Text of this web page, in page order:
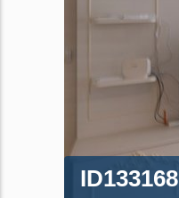
ID133168